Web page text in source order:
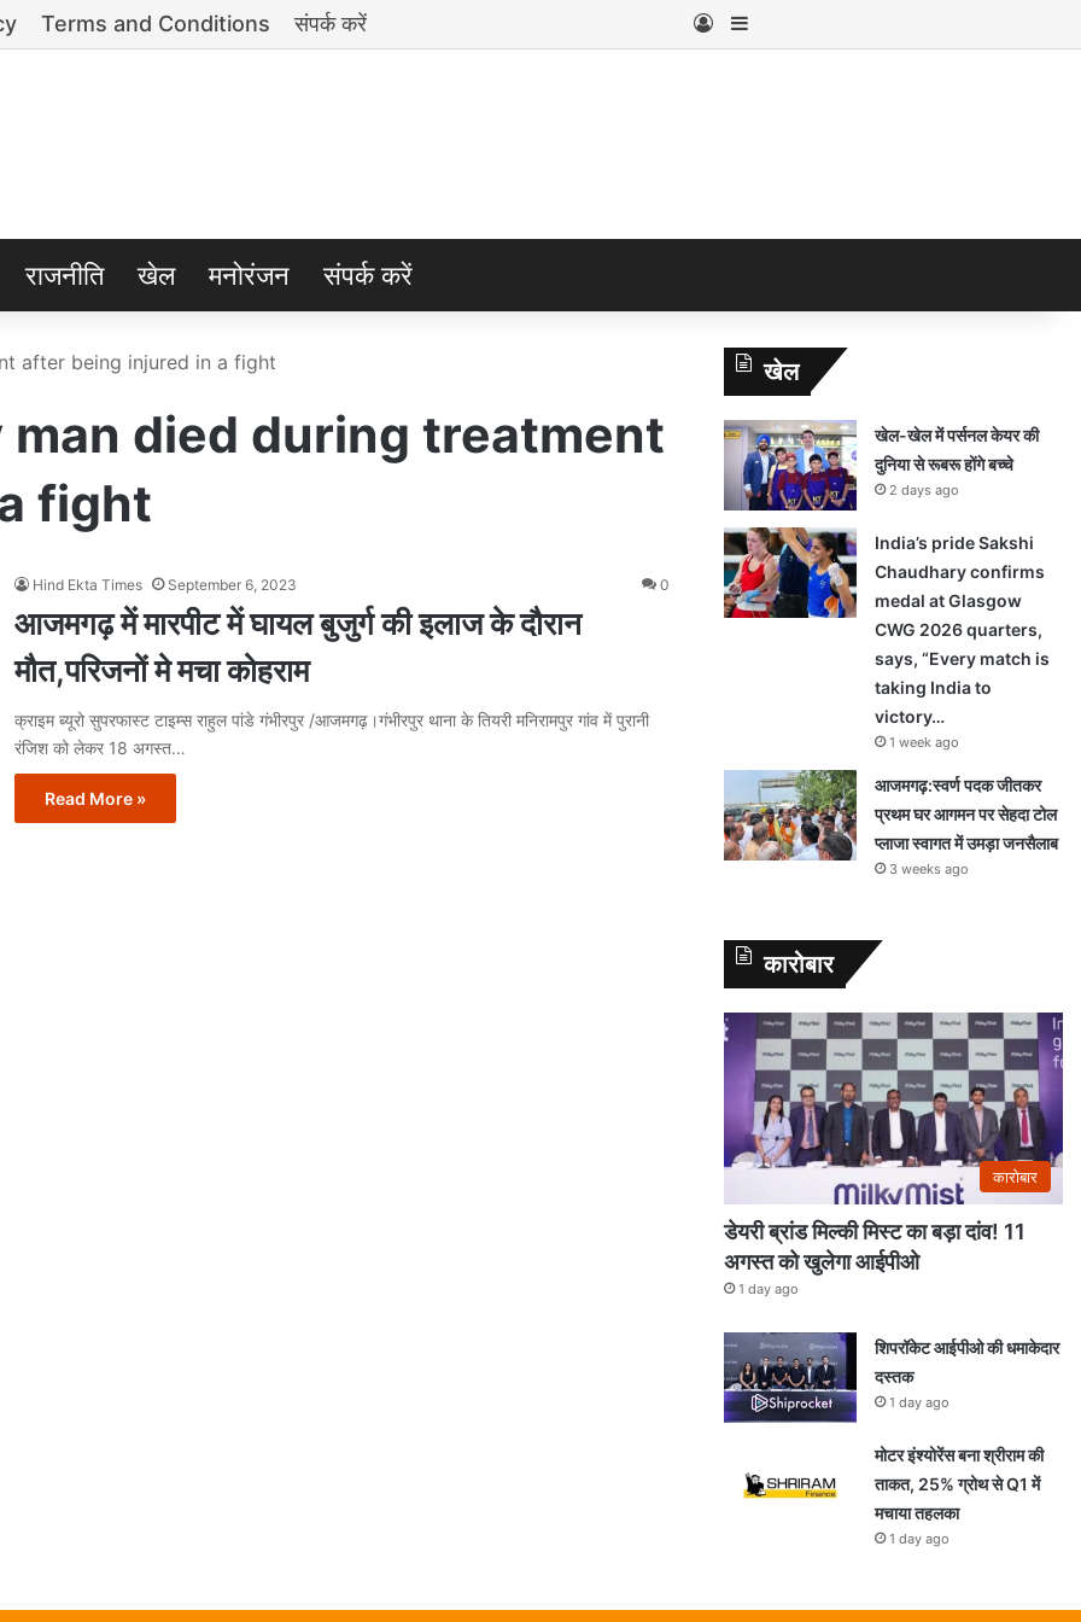
Terms and Conditions संपर्क करें Log InSidebar
राजनीति खेल मनोरंजन संपर्क करें
after being injured in a fight
died during treatment
fight
Hind Ekta Times September 6, 2023 0
आजमगढ़ में मारपीट में घायल बुजुर्ग की इलाज के दौरान
मौत,परिजनों मे मचा कोहराम
क्राइम ब्यूरो सुपरफास्ट टाइम्स राहुल पांडे गंभीरपुर /आजमगढ़।गंभीरपुर थाना के तियरी मनिरामपुर गांव में पुरानी
रंजिश को लेकर 18 अगस्त…
Read More »
खेल
खेल-खेल में पर्सनल केयर की
दुनिया से रूबरू होंगे बच्चे
2 days ago
India’s pride Sakshi
Chaudhary confirms
medal at Glasgow
CWG 2026 quarters,
says, “Every match is
taking India to
victory…
1 week ago
आजमगढ़:स्वर्ण पदक जीतकर
प्रथम घर आगमन पर सेहदा टोल
प्लाजा स्वागत में उमड़ा जनसैलाब
3 weeks ago
कारोबार
कारोबार
डेयरी ब्रांड मिल्की मिस्ट का बड़ा दांव! 11
अगस्त को खुलेगा आईपीओ
1 day ago
शिपरॉकेट आईपीओ की धमाकेदार
दस्तक
1 day ago
मोटर इंश्योरेंस बना श्रीराम की
ताकत, 25% ग्रोथ से Q1 में
मचाया तहलका
1 day ago